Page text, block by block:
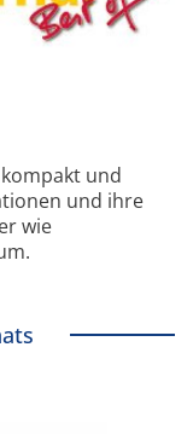
und
und ihre
wie